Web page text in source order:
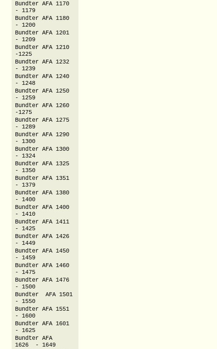
Bundter AFA 1170
- 1179
Bundter AFA 1180
- 1200
Bundter AFA 1201
- 1209
Bundter AFA 1210
-1225
Bundter AFA 1232
- 1239
Bundter AFA 1240
- 1248
Bundter AFA 1250
- 1259
Bundter AFA 1260
-1275
Bundter AFA 1275
- 1289
Bundter AFA 1290
- 1300
Bundter AFA 1300
- 1324
Bundter AFA 1325
- 1350
Bundter AFA 1351
- 1379
Bundter AFA 1380
- 1400
Bundter AFA 1400
- 1410
Bundter AFA 1411
- 1425
Bundter AFA 1426
- 1449
Bundter AFA 1450
- 1459
Bundter AFA 1460
- 1475
Bundter AFA 1476
- 1500
Bundter AFA 1501
- 1550
Bundter AFA 1551
- 1600
Bundter AFA 1601
- 1625
Bundter AFA
1626 - 1649